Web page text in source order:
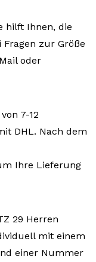
hilft Ihnen, die
zur Größe
oder
7-12
DHL. Nach dem
Ihre Lieferung
29 Herren
mit einem
einer Nummer